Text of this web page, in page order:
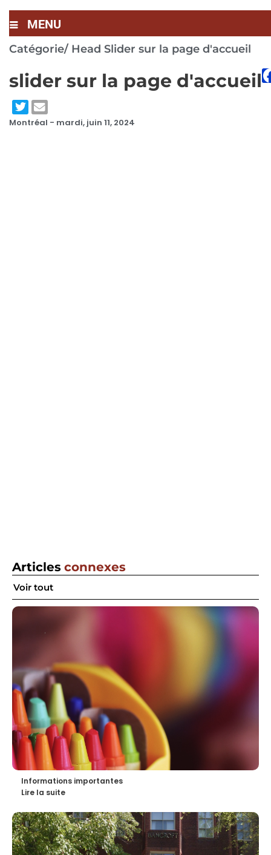
MENU
Catégorie/ Head Slider sur la page d'accueil
slider sur la page d'accueil
Montréal - mardi, juin 11, 2024
Articles connexes
Voir tout
Informations importantes
Lire la suite